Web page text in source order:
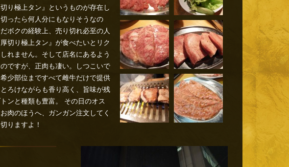
り極上タン』というものが存在し
ったら何人分にもなりそうなの
ボクの経験上、売り切れ必至の人
切り極上タン』が食べたいとリク
れません。そして店名にあるよう
ですが、正肉も凄い。しつこいで
少部位まですべて雌牛だけで提供
ろけながらも香り高く、旨味が残
ンと種類も豊富。 その日のオス
肉のほうへ、ガンガン注文してく
りますよ！